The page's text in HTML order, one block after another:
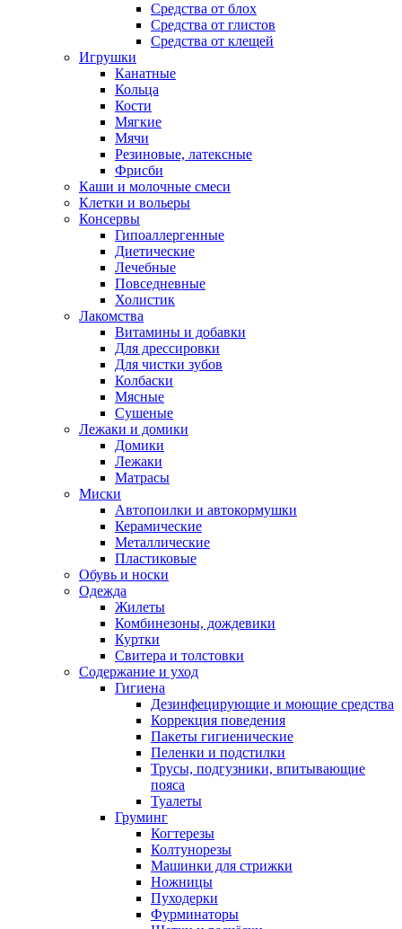
Средства от блох
Средства от глистов
Средства от клещей
Игрушки
Канатные
Кольца
Кости
Мягкие
Мячи
Резиновые, латексные
Фрисби
Каши и молочные смеси
Клетки и вольеры
Консервы
Гипоаллергенные
Диетические
Лечебные
Повседневные
Холистик
Лакомства
Витамины и добавки
Для дрессировки
Для чистки зубов
Колбаски
Мясные
Сушеные
Лежаки и домики
Домики
Лежаки
Матрасы
Миски
Автопоилки и автокормушки
Керамические
Металлические
Пластиковые
Обувь и носки
Одежда
Жилеты
Комбинезоны, дождевики
Куртки
Свитера и толстовки
Содержание и уход
Гигиена
Дезинфецирующие и моющие средства
Коррекция поведения
Пакеты гигиенические
Пеленки и подстилки
Трусы, подгузники, впитывающие
пояса
Туалеты
Груминг
Когтерезы
Колтунорезы
Машинки для стрижки
Ножницы
Пуходерки
Фурминаторы